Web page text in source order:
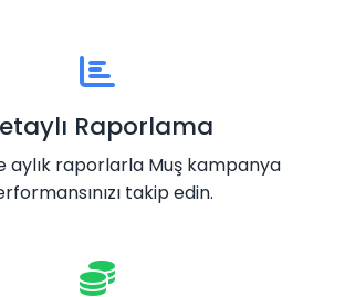
Raporlama
aylık raporlarla Muş kampanya
takip edin.